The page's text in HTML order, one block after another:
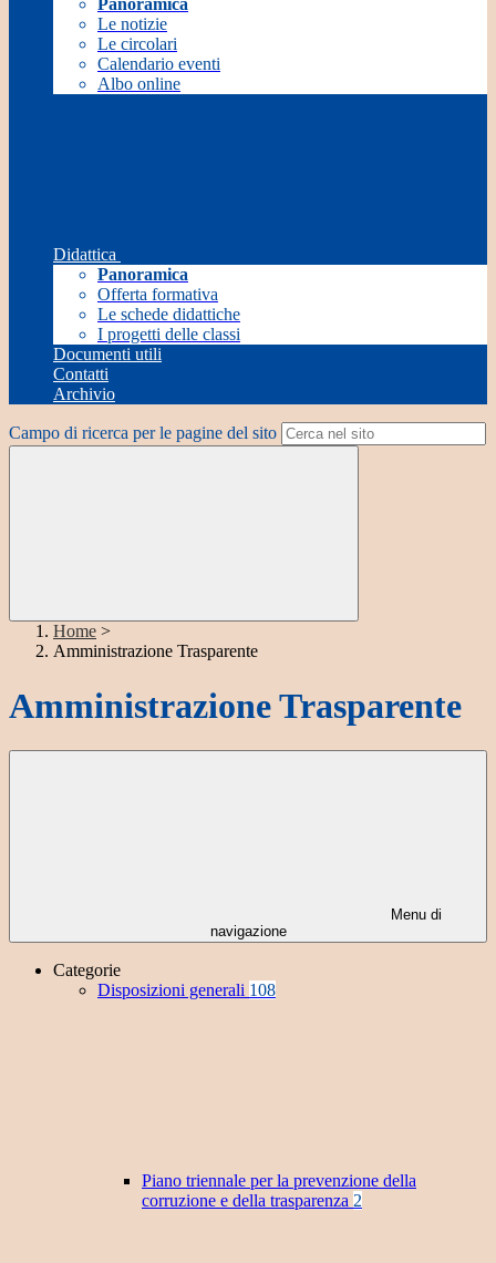
Panoramica
Le notizie
Le circolari
Calendario eventi
Albo online
Didattica
Panoramica
Offerta formativa
Le schede didattiche
I progetti delle classi
Documenti utili
Contatti
Archivio
Campo di ricerca per le pagine del sito
Home >
Amministrazione Trasparente
Amministrazione Trasparente
Menu di
navigazione
Categorie
Disposizioni generali 108
Piano triennale per la prevenzione della
corruzione e della trasparenza 2